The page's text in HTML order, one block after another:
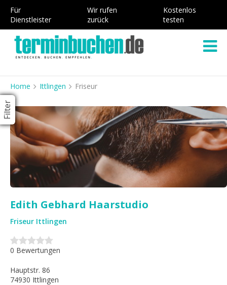
Für
Dienstleister
Wir rufen
zurück
Kostenlos
testen
Home Ittlingen Friseur
Filter
Edith Gebhard Haarstudio
Friseur Ittlingen
Hauptstr. 86
74930 Ittlingen
0 Bewertungen